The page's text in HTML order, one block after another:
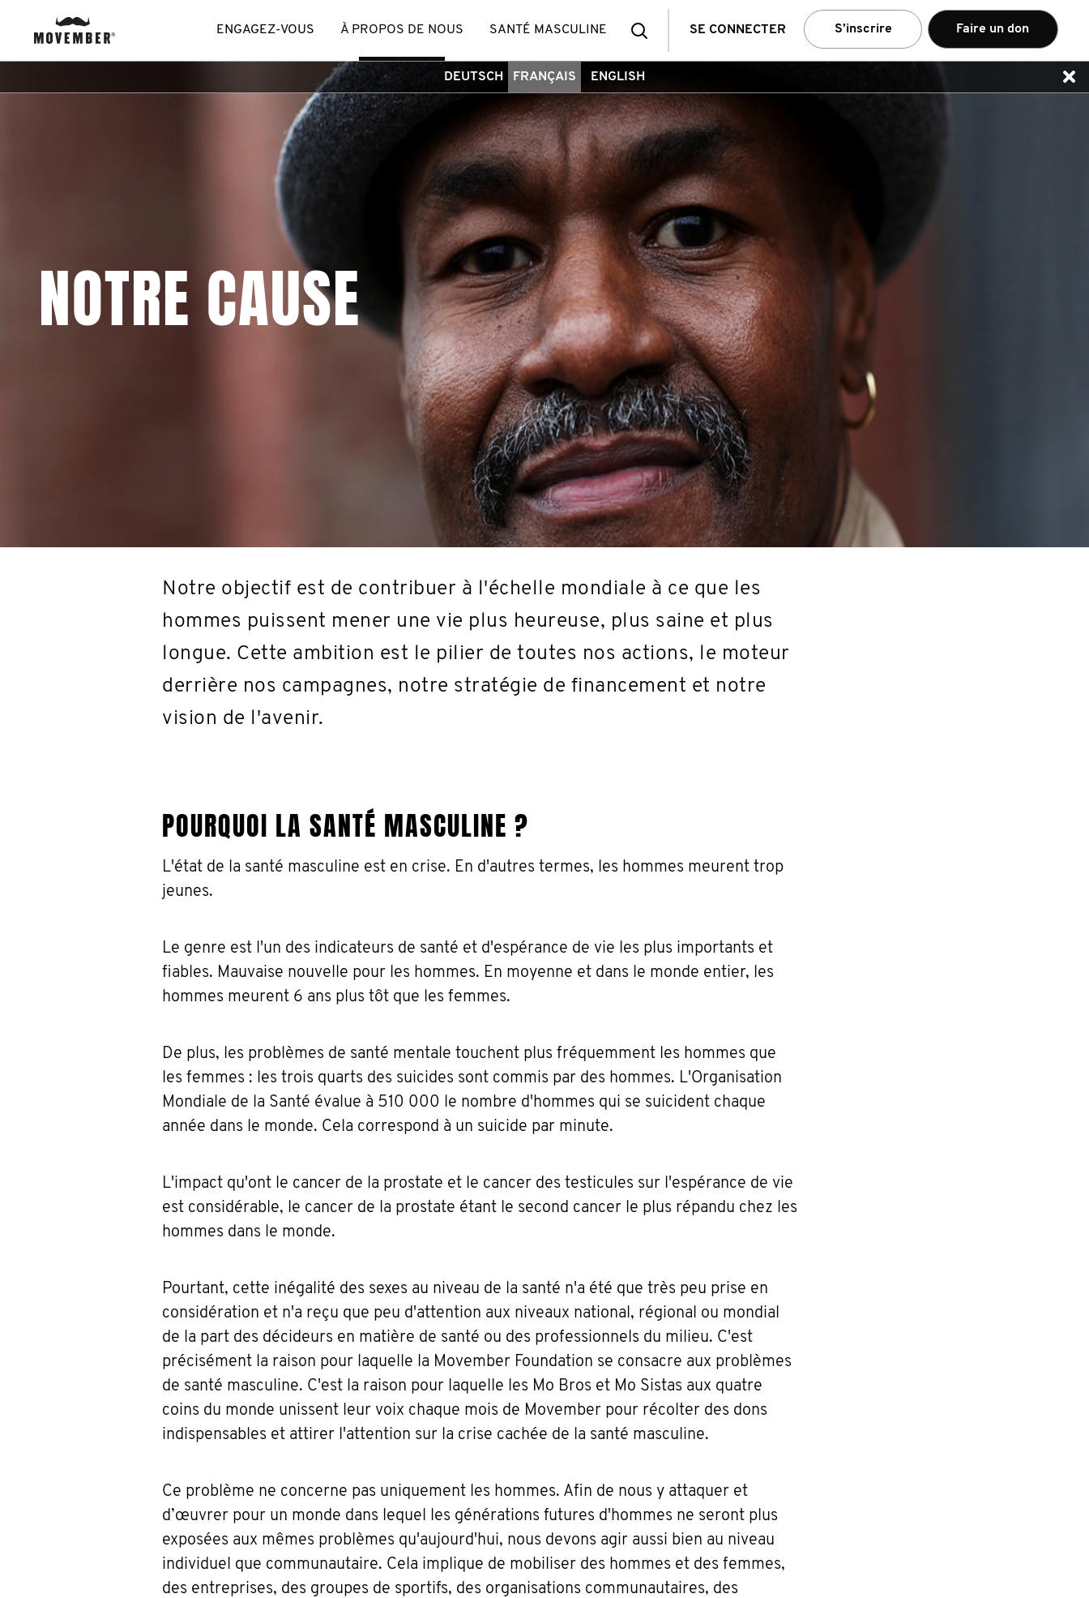
RechercheSE CONNECTER S’inscrire Faire un don
ENGAGEZ-VOUS À PROPOS DE NOUS SANTÉ MASCULINE
DEUTSCH FRANÇAIS ENGLISH
NOTRE CAUSE
Notre objectif est de contribuer à l'échelle mondiale à ce que les
hommes puissent mener une vie plus heureuse, plus saine et plus
longue. Cette ambition est le pilier de toutes nos actions, le moteur
derrière nos campagnes, notre stratégie de financement et notre
vision de l'avenir.
POURQUOI LA SANTÉ MASCULINE ?
L'état de la santé masculine est en crise. En d'autres termes, les hommes meurent trop
jeunes.
Le genre est l'un des indicateurs de santé et d'espérance de vie les plus importants et
fiables. Mauvaise nouvelle pour les hommes. En moyenne et dans le monde entier, les
hommes meurent 6 ans plus tôt que les femmes.
De plus, les problèmes de santé mentale touchent plus fréquemment les hommes que
les femmes : les trois quarts des suicides sont commis par des hommes. L'Organisation
Mondiale de la Santé évalue à 510 000 le nombre d'hommes qui se suicident chaque
année dans le monde. Cela correspond à un suicide par minute.
L'impact qu'ont le cancer de la prostate et le cancer des testicules sur l'espérance de vie
est considérable, le cancer de la prostate étant le second cancer le plus répandu chez les
hommes dans le monde.
Pourtant, cette inégalité des sexes au niveau de la santé n'a été que très peu prise en
considération et n'a reçu que peu d'attention aux niveaux national, régional ou mondial
de la part des décideurs en matière de santé ou des professionnels du milieu. C'est
précisément la raison pour laquelle la Movember Foundation se consacre aux problèmes
de santé masculine. C'est la raison pour laquelle les Mo Bros et Mo Sistas aux quatre
coins du monde unissent leur voix chaque mois de Movember pour récolter des dons
indispensables et attirer l'attention sur la crise cachée de la santé masculine.
Ce problème ne concerne pas uniquement les hommes. Afin de nous y attaquer et
d’œuvrer pour un monde dans lequel les générations futures d'hommes ne seront plus
exposées aux mêmes problèmes qu'aujourd'hui, nous devons agir aussi bien au niveau
individuel que communautaire. Cela implique de mobiliser des hommes et des femmes,
des entreprises, des groupes de sportifs, des organisations communautaires, des